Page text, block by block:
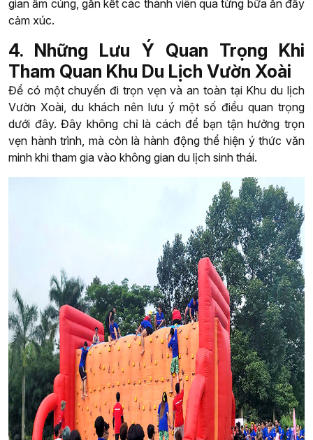
gian ấm cúng, gắn kết các thành viên qua từng bữa ăn đầy
cảm xúc.
4. Những Lưu Ý Quan Trọng Khi
Tham Quan Khu Du Lịch Vườn Xoài
Để có một chuyến đi trọn vẹn và an toàn tại Khu du lịch
Vườn Xoài, du khách nên lưu ý một số điều quan trọng
dưới đây. Đây không chỉ là cách để bạn tận hưởng trọn
vẹn hành trình, mà còn là hành động thể hiện ý thức văn
minh khi tham gia vào không gian du lịch sinh thái.